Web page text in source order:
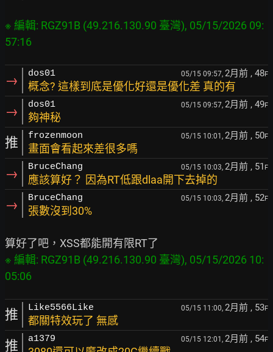
※ 編輯: RGZ91B (49.216.130.90 臺灣), 05/15/2026 09:
57:16
→ dos01 05/15 09:57, 2月前 , 48F
概念? 這樣到底是優化好還是優化差 真的有
→ dos01 05/15 09:57, 2月前 , 49F
夠神秘
推 frozenmoon 05/15 10:01, 2月前 , 50F
畫面會看起來差很多嗎
→ BruceChang 05/15 10:03, 2月前 , 51 F
應該算好？ 因為RT低跟dlaa開下去掉的
→ BruceChang 05/15 10:03, 2月前 , 52F
張數沒到30%
※ 編輯: RGZ91B (49.216.130.90 臺灣), 05/15/2026 10:
推 Like5566Like 05/15 11:00, 2月前 , 53F
都關特效玩了 無感
推 a1379 05/15 12:01, 2月前 , 54F